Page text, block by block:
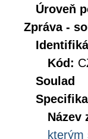
Úroveň
Zpráva -
Kód:
Soulad
Název